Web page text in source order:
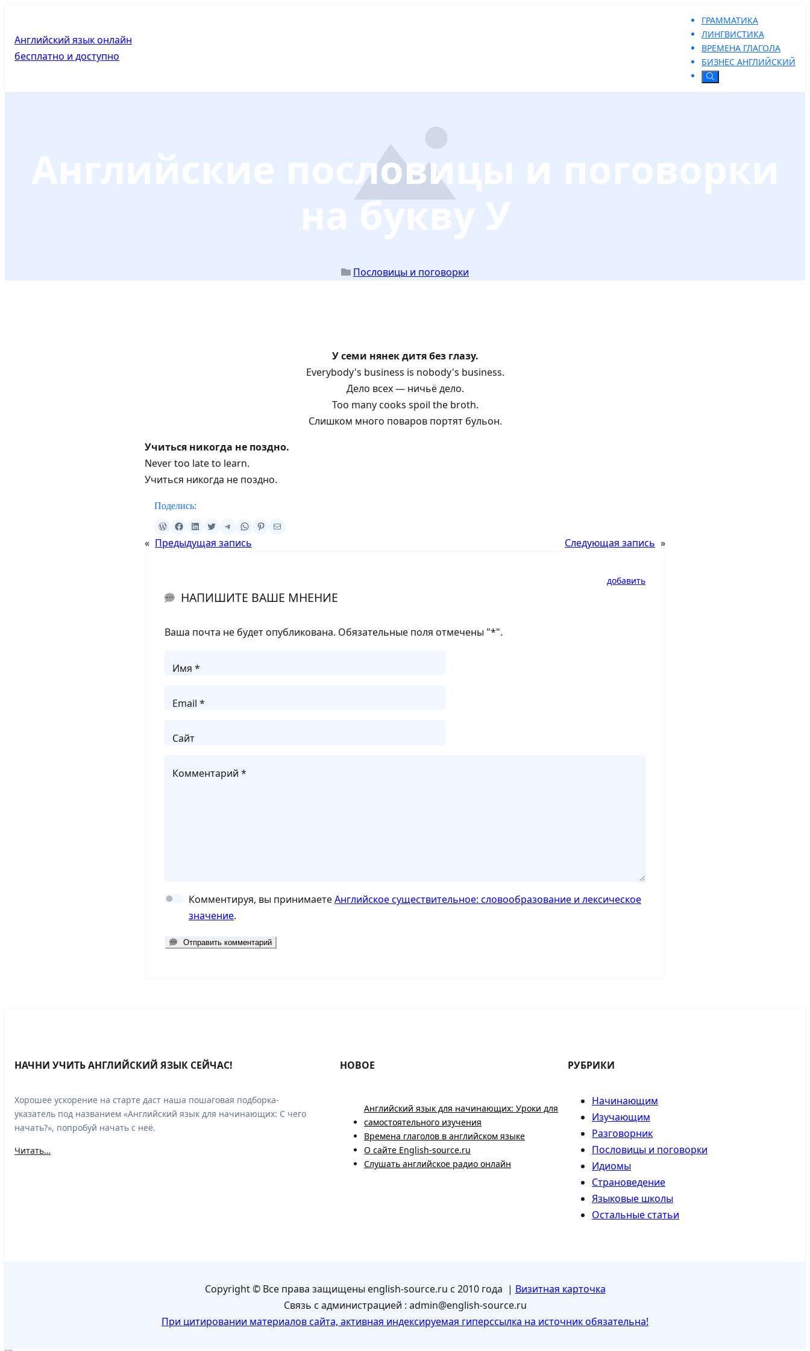
Английский язык онлайн
бесплатно и доступно
ГРАММАТИКА
ЛИНГВИСТИКА
ВРЕМЕНА ГЛАГОЛА
БИЗНЕС АНГЛИЙСКИЙ
Английские пословицы и поговорки
на букву У
Пословицы и поговорки
У семи нянек дитя без глазу.
Everybody's business is nobody's business.
Дело всех — ничьё дело.
Too many cooks spoil the broth.
Слишком много поваров портят бульон.
Учиться никогда не поздно.
Never too late to learn.
Учиться никогда не поздно.
Поделись:
« Предыдущая запись Следующая запись »
добавить
НАПИШИТЕ ВАШЕ МНЕНИЕ
Ваша почта не будет опубликована. Обязательные поля отмечены "*".
Имя *
Email *
Сайт
Комментарий *
Комментируя, вы принимаетеАнглийское существительное: словообразование и лексическое
значение.
Отправить комментарий
НАЧНИ УЧИТЬ АНГЛИЙСКИЙ ЯЗЫК СЕЙЧАС!
Хорошее ускорение на старте даст наша пошаговая подборка-
указатель под названием «Английский язык для начинающих: С чего
начать?», попробуй начать с неё.
Читать…
НОВОЕ
Английский язык для начинающих: Уроки для
самостоятельного изучения
Времена глаголов в английском языке
О сайте English-source.ru
Слушать английское радио онлайн
РУБРИКИ
Начинающим
Изучающим
Разговорник
Пословицы и поговорки
Идиомы
Страноведение
Языковые школы
Остальные статьи
Copyright © Все права защищены english-source.ru с 2010 года | Визитная карточка
Связь с администрацией : admin@english-source.ru
При цитировании материалов сайта, активная индексируемая гиперссылка на источник обязательна!